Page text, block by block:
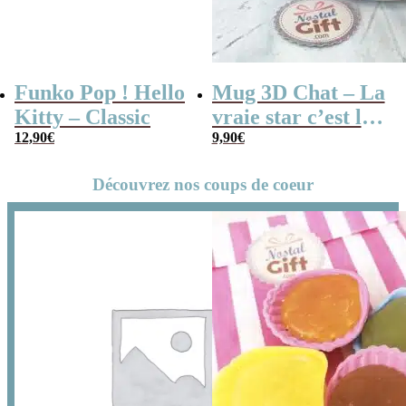
Funko Pop ! Hello
Kitty – Classic
12,90€
Mug 3D Chat – La
vraie star c’est le
chat
9,90€
Découvrez nos coups de coeur